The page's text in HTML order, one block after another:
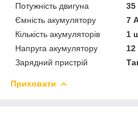
Потужність двигуна
35
Ємність акумулятору
7
Кількість акумуляторів
1
Напруга акумулятору
Зарядний пристрій
Приховати